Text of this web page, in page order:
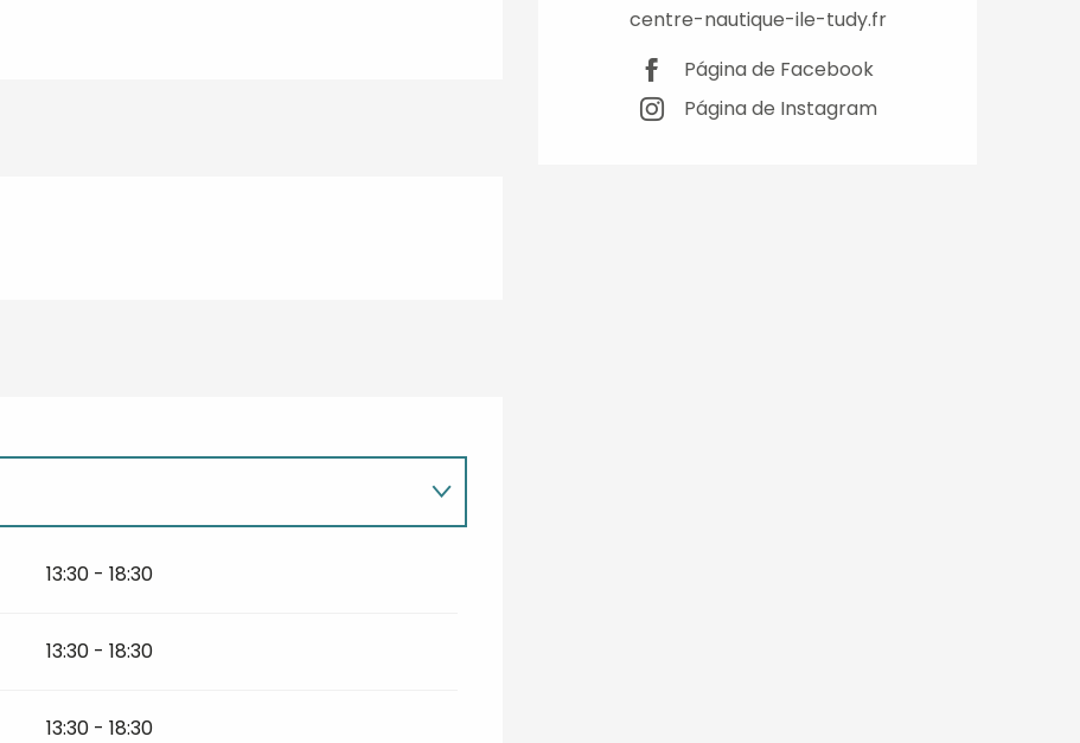
centre-nautique-ile-tudy.fr
Página de Facebook
Página de Instagram
13:30 - 18:30
13:30 - 18:30
13:30 - 18:30